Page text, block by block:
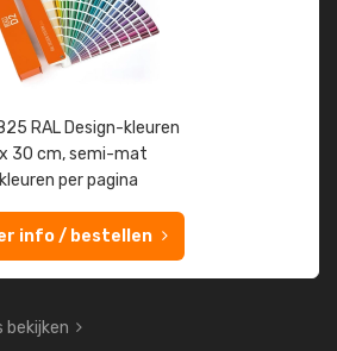
RAL Design-kleuren
30 cm, semi-mat
per pagina
info / bestellen
bekijken